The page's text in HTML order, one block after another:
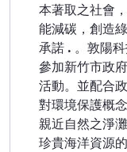
本著取之社會
能減碳，創造
承諾 . 。敦陽
參加新竹市政
活動。並配合
對環境保護概
親近自然之淨
珍貴海洋資源